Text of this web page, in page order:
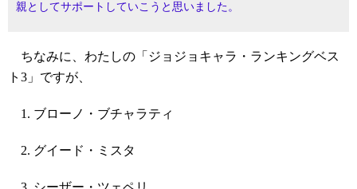
親としてサポートしていこうと思いました。
ちなみに、わたしの「ジョジョキャラ・ランキングベス
ト3」ですが、
ブローノ・ブチャラティ
グイード・ミスタ